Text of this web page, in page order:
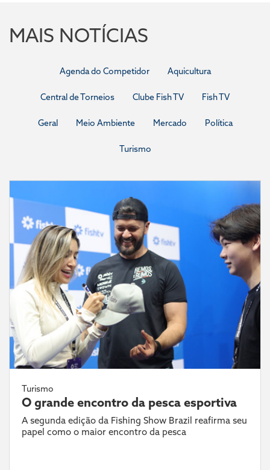
MAIS NOTÍCIAS
Agenda do Competidor Aquicultura
Central de Torneios Clube Fish TV Fish TV
Geral Meio Ambiente Mercado Política
Turismo
Turismo
O grande encontro da pesca esportiva
A segunda edição da Fishing Show Brazil reafirma seu
papel como o maior encontro da pesca